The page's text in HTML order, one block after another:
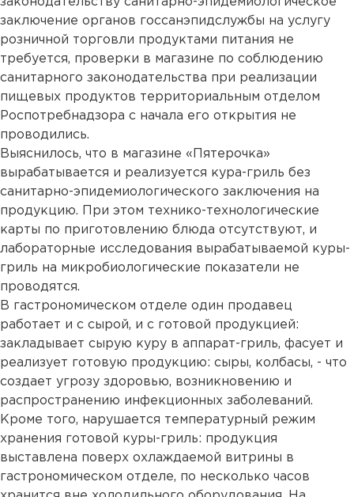
заключение органов госсанэпидслужбы на услугу
розничной торговли продуктами питания не
требуется, проверки в магазине по соблюдению
санитарного законодательства при реализации
пищевых продуктов территориальным отделом
Роспотребнадзора с начала его открытия не
проводились.
Выяснилось, что в магазине «Пятерочка»
вырабатывается и реализуется кура-гриль без
санитарно-эпидемиологического заключения на
продукцию. При этом технико-технологические
карты по приготовлению блюда отсутствуют, и
лабораторные исследования вырабатываемой куры-
гриль на микробиологические показатели не
проводятся.
В гастрономическом отделе один продавец
работает и с сырой, и с готовой продукцией:
закладывает сырую куру в аппарат-гриль, фасует и
реализует готовую продукцию: сыры, колбасы, - что
создает угрозу здоровью, возникновению и
распространению инфекционных заболеваний.
Кроме того, нарушается температурный режим
хранения готовой куры-гриль: продукция
выставлена поверх охлаждаемой витрины в
гастрономическом отделе, по несколько часов